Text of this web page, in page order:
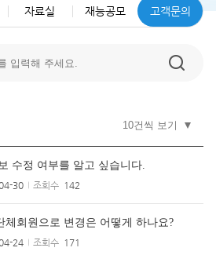
자료실 재능공모 고객문의
수정 여부를 알고 싶습니다.
30 조회수 142
체회원으로 변경은 어떻게 하나요?
24 조회수 171